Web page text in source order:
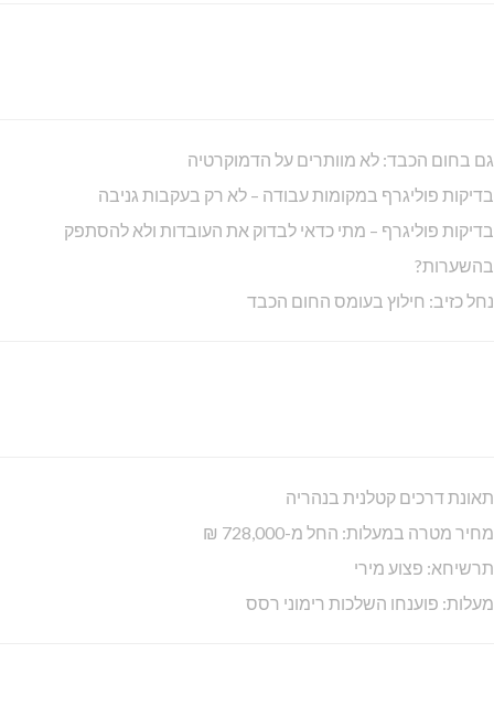
גם בחום הכבד: לא מוותרים על הדמוקרטיה
בדיקות פוליגרף במקומות עבודה – לא רק בעקבות גניבה
בדיקות פוליגרף – מתי כדאי לבדוק את העובדות ולא להסתפק
בהשערות?
נחל כזיב: חילוץ בעומס החום הכבד
תאונת דרכים קטלנית בנהריה
מחיר מטרה במעלות: החל מ-728,000 ₪
תרשיחא: פצוע מירי
מעלות: פוענחו השלכות רימוני רסס